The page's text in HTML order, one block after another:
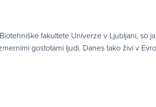
fakultete Univerze v Ljubljani, so
gostotami ljudi. Danes tako živi v